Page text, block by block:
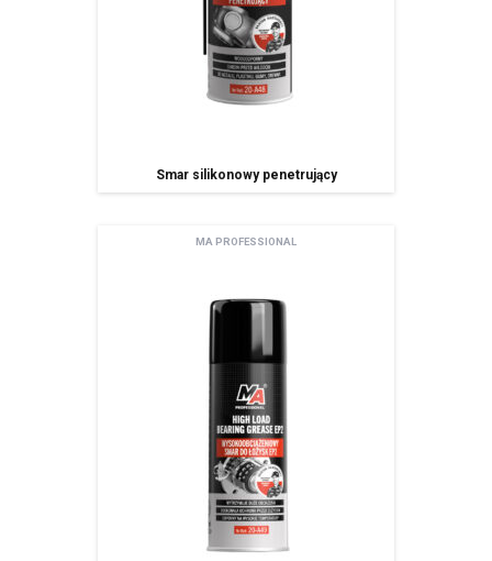
Smar silikonowy penetrujący
MA PROFESSIONAL